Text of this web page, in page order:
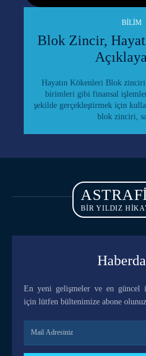
BILIM
Blok Zincir,
Hayatın Kökenleri Blok
birimleri gibi finansal
şekilde gerçekleştirmek için
blok zinciri,
BİR YILDIZ
En yeni gelişmeler ve en güncel
için lütfen bültenimize abone